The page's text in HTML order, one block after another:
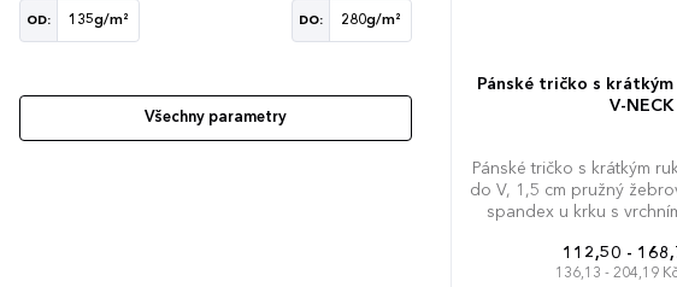
OD: DO:
Všechny parametry
Pánské tričko s krátkým
V-NECK
Pánské tričko s krátkým
do V, 1,5 cm pružný
spandex u krku s
ramene k rameni
pružné švy,
112,50 -
136,13 - 204,19